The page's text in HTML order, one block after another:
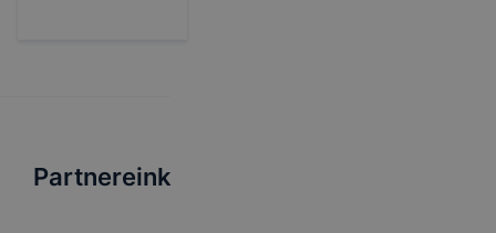
Partnereink